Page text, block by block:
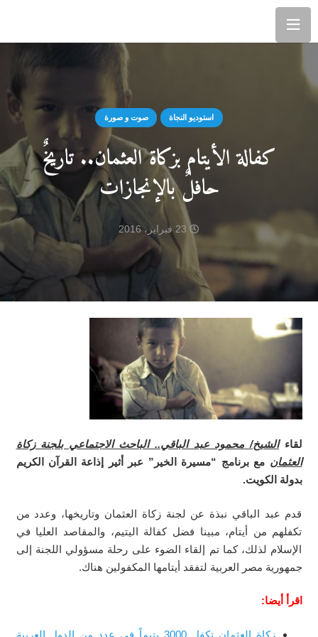
استوديو النجاة صوت و صورة
كفالة الأيتام بزكاة العثمان.. تاريخٌ
حافلٌ بالإنجازات
23 فبراير، 2016
لقاءالشيخ/ محمود عبد الباقي.. الباحث الاجتماعي بلجنة زكاة
العثمان مع برنامج “مسيرة الخير” عبر أثير إذاعة القرآن الكريم
بدولة الكويت.
قدم عبد الباقي نبذة عن لجنة زكاة العثمان وتاريخها، وعدد من
تكفلهم من أيتام، مبينا فضل كفالة اليتيم، والمقاصد العليا في
الإسلام لذلك، كما تم إلقاء الضوء على رحلة مسؤولي اللجنة إلى
جمهورية مصر العربية لتفقد أيتامها المكفولين هناك.
اقرأ أيضا:
زكاة العثمان تكفل 3000 يتيماً في عدد من الدول العربية